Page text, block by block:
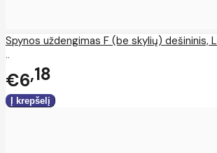
Spynos uždengimas F (be skylių) dešininis,
..
€6 18